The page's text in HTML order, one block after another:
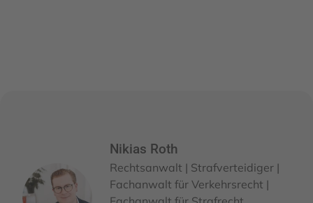
Nikias Roth
Rechtsanwalt | Strafverteidiger |
Fachanwalt für Verkehrsrecht |